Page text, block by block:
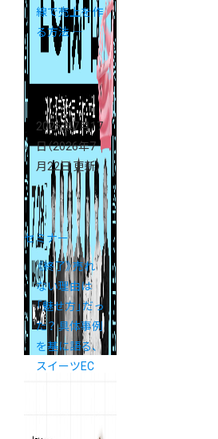
線で売上を作
る方法 ―
2026年7月17
日（2026年7
月22日 更新）
セミナー
《終了》売れ
ない理由は
「魅せ方」だっ
た？ 具体事例
を基に語る、
スイーツEC